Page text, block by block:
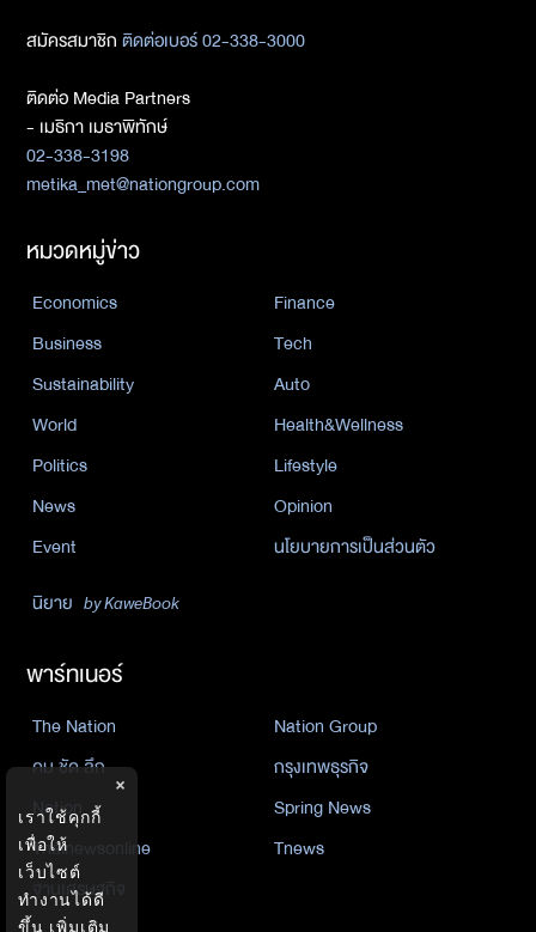
สมัครสมาชิกติดต่อเบอร์ 02-338-3000
ติดต่อ Media Partners
- เมธิกา เมธาพิทักษ์
02-338-3198
metika_met@nationgroup.com
หมวดหมู่ข่าว
Economics
Finance
Business
Tech
Sustainability
Auto
World
Health&Wellness
Politics
Lifestyle
News
Opinion
Event
นโยบายการเป็นส่วนตัว
นิยาย by KaweBook
พาร์ทเนอร์
The Nation
Nation Group
คม ชัด ลึก
กรุงเทพธุรกิจ
Nation
Spring News
Thainewsonline
Tnews
ฐานเศรษฐกิจ
×
เราใช้คุกกี้
เพื่อให้
เว็บไซต์
ทำงานได้ดี
ขึ้น เพิ่มเติม